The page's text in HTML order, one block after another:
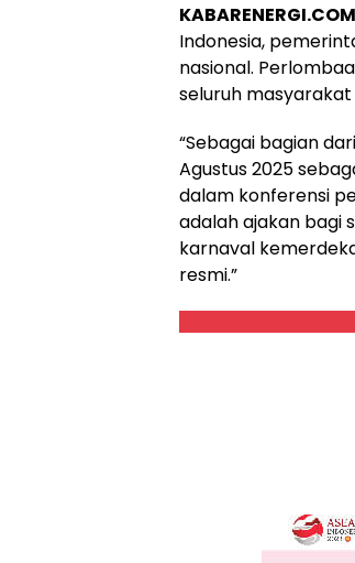
KABARENERGI.COM
Indonesia,
nasional.
seluruh
“Sebagai bagian
Agustus 2025
dalam konferensi
adalah ajakan bagi
karnaval
resmi.”